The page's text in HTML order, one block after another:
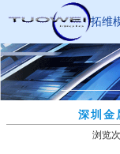
拓维
深圳金
浏览